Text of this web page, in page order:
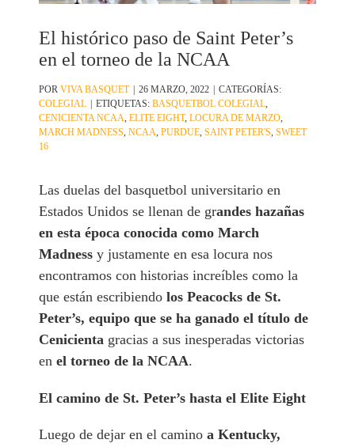
El histórico paso de Saint Peter’s
en el torneo de la NCAA
PORVIVA BASQUET | 26 MARZO, 2022 | CATEGORÍAS:
COLEGIAL | ETIQUETAS:BASQUETBOL COLEGIAL
CENICIENTA NCAA ,ELITE EIGHT,LOCURA DE MARZO
MARCH MADNESS ,NCAA ,PURDUE ,SAINT PETER'S ,SWEET
16
Las duelas del basquetbol universitario en
Estados Unidos se llenan de grandes hazañas
en esta época conocida como March
Madness y justamente en esa locura nos
encontramos con historias increíbles como la
que están escribiendolos Peacocks de St.
Peter’s, equipo que se ha ganado el título de
Cenicienta gracias a sus inesperadas victorias
enel torneo de la NCAA.
El camino de St. Peter’s hasta el Elite Eight
Luego de dejar en el caminoa Kentucky,